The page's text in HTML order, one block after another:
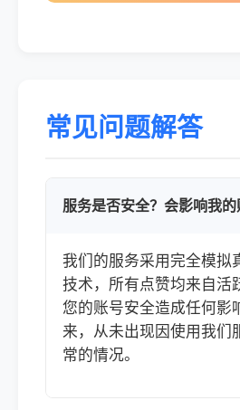
常见问题解答
服务是否安全？会影响我的
我们的服务采用完全模拟
技术，所有点赞均来自活
您的账号安全造成任何影
来，从未出现因使用我们
常的情况。